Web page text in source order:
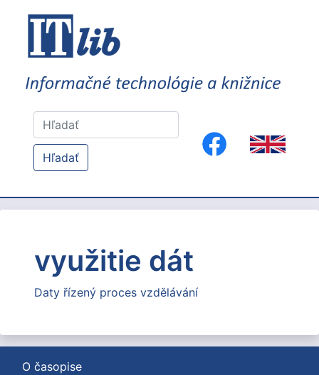
Hľadať
využitie dát
Daty řízený proces vzdělávání
O časopise